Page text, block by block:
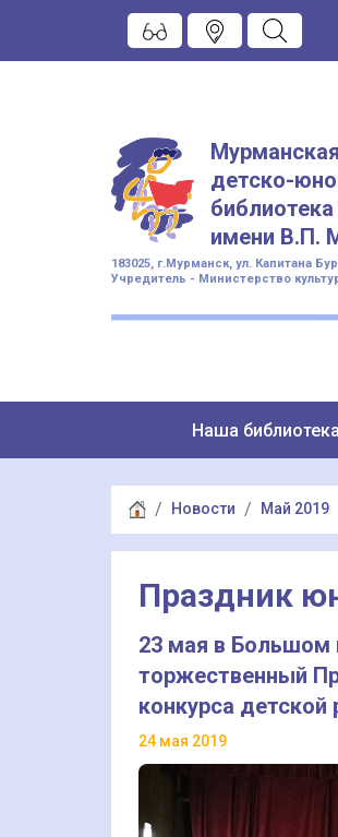
детско-
библиотека
имени В.П.
183025, г.Мурманск, ул. Капитана
Учредитель - Министерство
Наша библиотека
Новости Май 2019
Праздник
23 мая в Большом
торжественный
конкурса
24 мая 2019